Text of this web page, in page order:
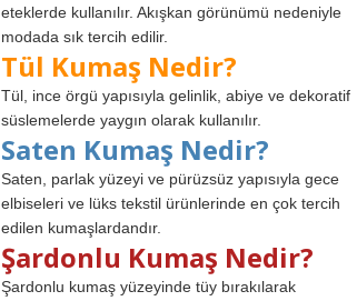
eteklerde kullanılır. Akışkan görünümü nedeniyle
modada sık tercih edilir.
Tül Kumaş Nedir?
Tül, ince örgü yapısıyla gelinlik, abiye ve dekoratif
süslemelerde yaygın olarak kullanılır.
Saten Kumaş Nedir?
Saten, parlak yüzeyi ve pürüzsüz yapısıyla gece
elbiseleri ve lüks tekstil ürünlerinde en çok tercih
edilen kumaşlardandır.
Şardonlu Kumaş Nedir?
Şardonlu kumaş yüzeyinde tüy bırakılarak